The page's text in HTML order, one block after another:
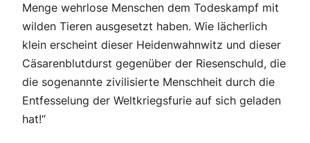
Menge wehrlose Menschen dem Todeskampf mit
wilden Tieren ausgesetzt haben. Wie lächerlich
klein erscheint dieser Heidenwahnwitz und dieser
Cäsarenblutdurst gegenüber der Riesenschuld, die
die sogenannte zivilisierte Menschheit durch die
Entfesselung der Weltkriegsfurie auf sich geladen
hat!“